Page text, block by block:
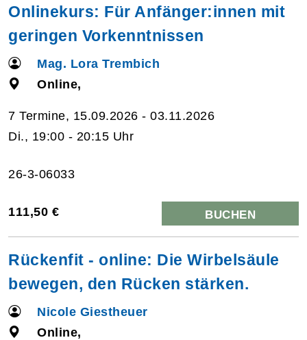
Onlinekurs: Für Anfänger:innen mit
geringen Vorkenntnissen
Mag. Lora Trembich
Online,
7 Termine, 15.09.2026 - 03.11.2026
Di., 19:00 - 20:15 Uhr
26-3-06033
111,50 € BUCHEN
Rückenfit - online: Die Wirbelsäule
bewegen, den Rücken stärken.
Nicole Giestheuer
Online,